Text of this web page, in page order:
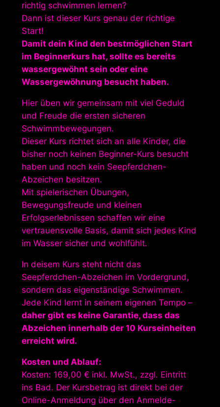
richtig schwimmen lernen?
Dann ist dieser Kurs genau der richtige
Start!
Damit dein Kind den bestmöglichen Start
im Beginnerkurs hat, sollte es bereits
wassergewöhnt sein oder eine
Wassergewöhnung besucht haben.
Hier üben wir gemeinsam mit viel Geduld
und Freude die ersten sicheren
Schwimmbewegungen.
Dieser Kurs richtet sich an alle Kinder, die
bisher noch keinen Beginner-Kurs besucht
haben und noch kein Seepferdchen-
Abzeichen besitzen.
Mit spielerischen Übungen,
Bewegungsfreude und kleinen
Erfolgserlebnissen schaffen wir eine
vertrauensvolle Basis, damit sich jedes Kind
im Wasser sicher und wohlfühlt.
In deisem Kurs steht nicht das
Seepferdchen-Abzeichen im Vordergrund,
sondern das eigenständige Schwimmen.
Jede Kind lernt in seinem eigenen Tempo –
daher gibt es keine Garantie, dass das
Abzeichen innerhalb der 10 Kurseinheiten
erreicht wird.
Kosten und Ablauf:
Kosten: 169,00 € inkl. MwSt., zzgl. Eintritt
ins Bad. Der Kursbetrag ist direkt bei der
Online-Anmeldung über den Anmelde-